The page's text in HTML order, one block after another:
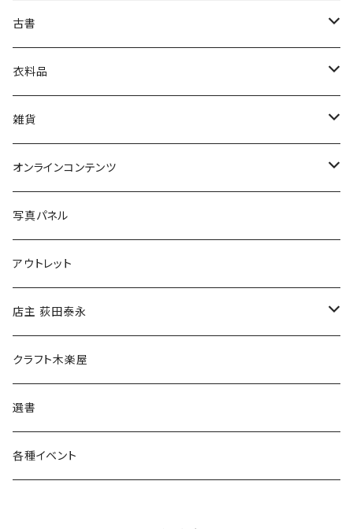
絵本・児童書
娯楽・エンターテインメント
古書
古書セット
美術
衣料品
POLEWARDS
Tシャツ
雑貨
バッグ
ブックカバー
マグカップ
傘
食料品
その他
オンラインコンテンツ
冒険クロストーク
写真パネル
アウトレット
店主 荻田泰永
書籍
ウェア
クラフト木楽屋
選書
各種イベント